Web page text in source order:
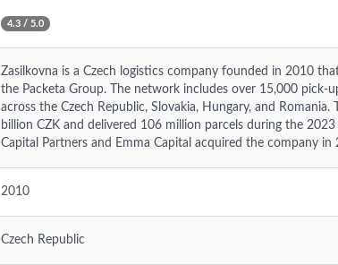
4.3 / 5.0
Zasilkovna is a Czech logistics company founded in 2010
the Packeta Group. The network includes over 15,000 pick-
across the Czech Republic, Slovakia, Hungary, and
billion CZK and delivered 106 million parcels during the
Capital Partners and Emma Capital acquired the company in
2010
Czech Republic